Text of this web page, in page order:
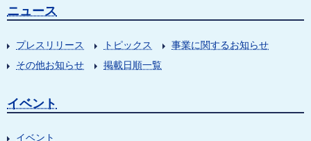
ニュース
プレスリリース トピックス
事業に関するお知らせ
その他お知らせ
掲載日順一覧
イベント
イベント